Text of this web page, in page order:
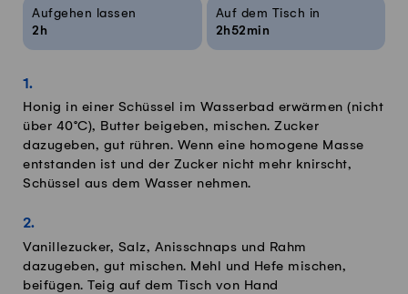
Aufgehen lassen
2h
Auf dem Tisch in
2h52min
Honig in einer Schüssel im Wasserbad erwärmen (nicht
über 40°C), Butter beigeben, mischen. Zucker
dazugeben, gut rühren. Wenn eine homogene Masse
entstanden ist und der Zucker nicht mehr knirscht,
Schüssel aus dem Wasser nehmen.
Vanillezucker, Salz, Anisschnaps und Rahm
dazugeben, gut mischen. Mehl und Hefe mischen,
beifügen. Teig auf dem Tisch von Hand